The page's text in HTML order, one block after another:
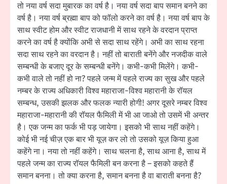
तो नया वर्ष सदा मुबारक का वर्ष है। नया वर्ष सदा बाप समान बनने का
वर्ष है। नया वर्ष ब्रह्मा बाप को फॉलो करने का वर्ष है। नया वर्ष बाप के
साथ स्वीट होम और स्वीट राजधानी में साथ रहने के वरदान प्राप्त
करने का वर्ष है क्योंकि अभी से सदा साथ रहेंगे। अभी का साथ रहना
सदा साथ रहने का वरदान है। नहीं तो बाराती बनेंगे और नजदीक वाले
सम्बन्धी के बजाए दूर के सम्बन्धी बनेंगे। कभी-कभी मिलेंगे। कभी-
कभी वाले तो नहीं हो ना? पहले जन्म में पहले राज्य का सुख और पहले
नम्बर के राज्य अधिकारी विश्व महाराजा-विश्व महारानी के रॉयल
सम्बन्ध, उसकी झलक और फलक न्यारी होगी! अगर दूसरे नम्बर विश्व
महाराजा-महारानी की रॉयल फैमिली में भी आ जाओ तो उसमें भी अन्तर
है। एक जन्म का फर्क भी पड़ जायेगा। इसको भी साथ नहीं कहेंगे।
कोई भी नई चीज़ एक बार भी यूज़ कर लो तो उसको यूज़ किया हुआ
कहेंगे ना। नया तो नहीं कहेंगे। साथ चलना है, साथ आना है, साथ में
पहले जन्म का राज्य रॉयल फैमिली बन करना है – इसको कहते हैं
समान बनना। तो क्या करना है, समान बनना है वा बाराती बनना है?